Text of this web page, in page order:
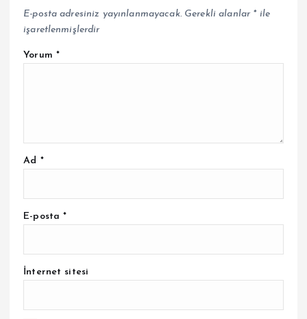
E-posta adresiniz yayınlanmayacak. Gerekli alanlar *ile
işaretlenmişlerdir
Yorum *
Ad *
E-posta*
İnternet sitesi